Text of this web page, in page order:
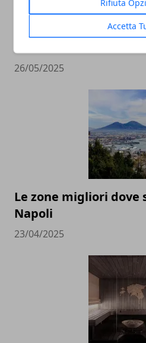
Accetta
Estate in montagna:
26/05/2025
Le zone migliori dove
Napoli
23/04/2025